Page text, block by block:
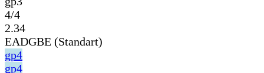
4/4
2.34
EADGBE (Standart)
gp4
gp4